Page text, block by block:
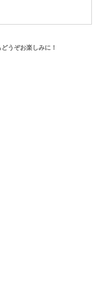
うぞお楽しみに！